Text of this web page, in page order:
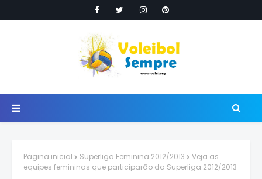
Página inicial Superliga Feminina 2012/2013
Veja as
equipes femininas que participarão da Superliga 2012/2013